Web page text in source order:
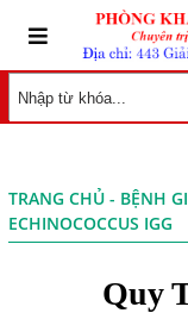
TRANG CHỦ- BỆNH
ECHINOCOCCUS IGG
Quy